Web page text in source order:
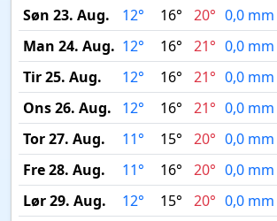
Søn 23. Aug. 12° 16° 20° 0,0 mm
Man 24. Aug. 12° 16° 21° 0,0 mm
Tir 25. Aug.
12° 16° 21° 0,0 mm
Ons 26. Aug.
12° 16° 21° 0,0 mm
Tor 27. Aug.
11° 15° 20° 0,0 mm
Fre 28. Aug.
11° 16° 20° 0,0 mm
Lør 29. Aug.
12° 15° 20° 0,0 mm